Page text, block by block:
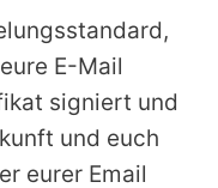
E-Mail
signiert und
und euch
eurer Email